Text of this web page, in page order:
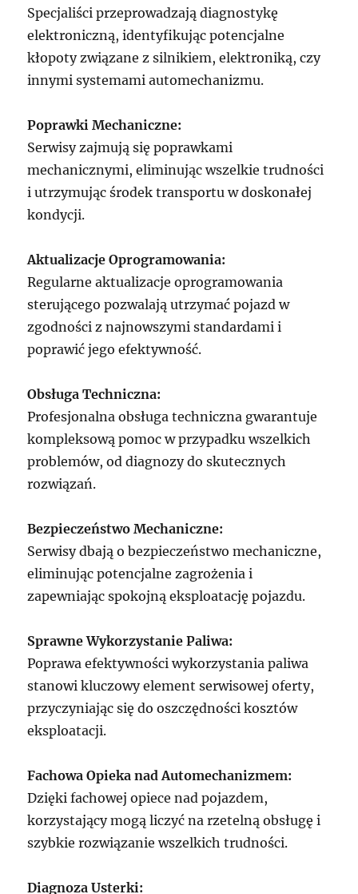
Specjaliści przeprowadzają diagnostykę
elektroniczną, identyfikując potencjalne
kłopoty związane z silnikiem, elektroniką, czy
innymi systemami automechanizmu.
Poprawki Mechaniczne:
Serwisy zajmują się poprawkami
mechanicznymi, eliminując wszelkie trudności
i utrzymując środek transportu w doskonałej
kondycji.
Aktualizacje Oprogramowania:
Regularne aktualizacje oprogramowania
sterującego pozwalają utrzymać pojazd w
zgodności z najnowszymi standardami i
poprawić jego efektywność.
Obsługa Techniczna:
Profesjonalna obsługa techniczna gwarantuje
kompleksową pomoc w przypadku wszelkich
problemów, od diagnozy do skutecznych
rozwiązań.
Bezpieczeństwo Mechaniczne:
Serwisy dbają o bezpieczeństwo mechaniczne,
eliminując potencjalne zagrożenia i
zapewniając spokojną eksploatację pojazdu.
Sprawne Wykorzystanie Paliwa:
Poprawa efektywności wykorzystania paliwa
stanowi kluczowy element serwisowej oferty,
przyczyniając się do oszczędności kosztów
eksploatacji.
Fachowa Opieka nad Automechanizmem:
Dzięki fachowej opiece nad pojazdem,
korzystający mogą liczyć na rzetelną obsługę i
szybkie rozwiązanie wszelkich trudności.
Diagnoza Usterki: